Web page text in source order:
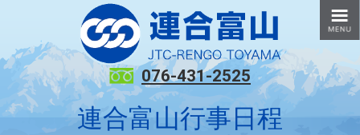
076-431-2525
連合富山行事日程